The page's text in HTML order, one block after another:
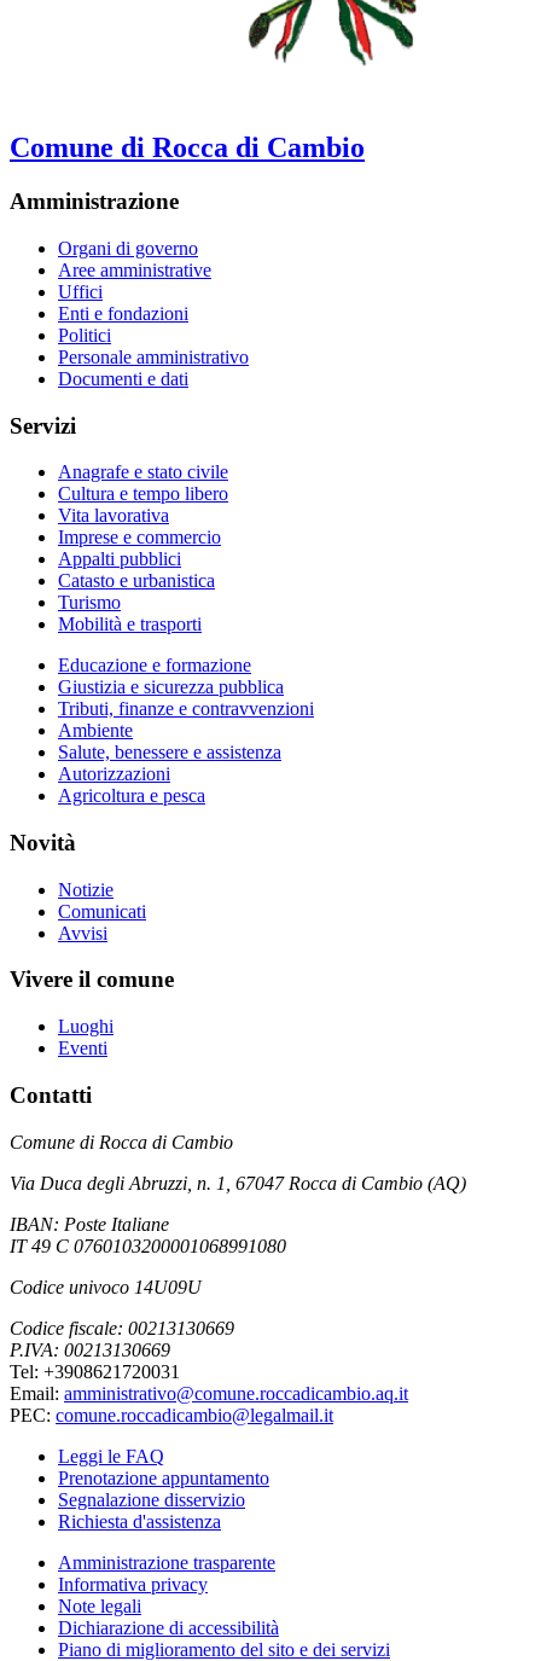
Comune di Rocca di Cambio
Amministrazione
Organi di governo
Aree amministrative
Uffici
Enti e fondazioni
Politici
Personale amministrativo
Documenti e dati
Servizi
Anagrafe e stato civile
Cultura e tempo libero
Vita lavorativa
Imprese e commercio
Appalti pubblici
Catasto e urbanistica
Turismo
Mobilità e trasporti
Educazione e formazione
Giustizia e sicurezza pubblica
Tributi, finanze e contravvenzioni
Ambiente
Salute, benessere e assistenza
Autorizzazioni
Agricoltura e pesca
Novità
Notizie
Comunicati
Avvisi
Vivere il comune
Luoghi
Eventi
Contatti
Comune di Rocca di Cambio
Via Duca degli Abruzzi, n. 1, 67047 Rocca di Cambio (AQ)
IBAN: Poste Italiane
IT 49 C 0760103200001068991080
Codice univoco 14U09U
Codice fiscale: 00213130669
P.IVA: 00213130669
Tel: +3908621720031
Email: amministrativo@comune.roccadicambio.aq.it
PEC: comune.roccadicambio@legalmail.it
Leggi le FAQ
Prenotazione appuntamento
Segnalazione disservizio
Richiesta d'assistenza
Amministrazione trasparente
Informativa privacy
Note legali
Dichiarazione di accessibilità
Piano di miglioramento del sito e dei servizi